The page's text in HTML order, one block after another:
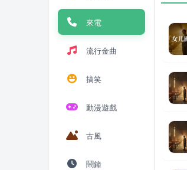
來電
流行金曲
搞笑
動漫遊戲
古風
鬧鐘